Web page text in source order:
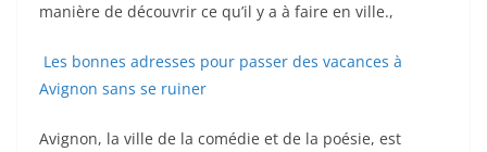
manière de découvrir ce qu’il y a à faire en ville.,
Les bonnes adresses pour passer des vacances à
Avignon sans se ruiner
Avignon, la ville de la comédie et de la poésie, est